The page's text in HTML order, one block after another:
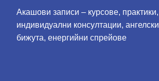
Акашови записи – курсове, практики,
индивидуални консултации, ангелски
бижута, енергийни спрейове